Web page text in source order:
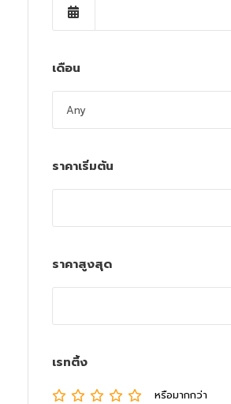
เดือน
ราคาเริ่มต้น
ราคาสูงสุด
เรทติ้ง
หรือมากกว่า